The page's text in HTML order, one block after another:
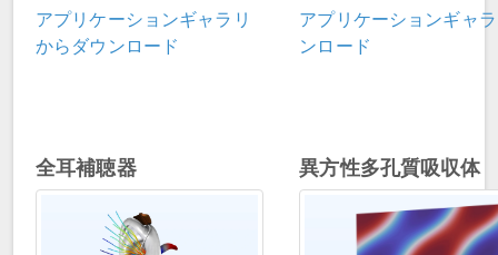
アプリケーションギャラリ
からダウンロード
アプリケーションギャ
ンロード
全耳補聴器 異方性多孔質吸収体